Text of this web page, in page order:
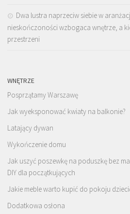
Dwa lustra naprzeciw siebie w
nieskończoności wzbogaca wnętrze, a
przestrzeni
WNĘTRZE
Posprzątamy Warszawę
Jak wyeksponować kwiaty na balkonie?
Latający dywan
Wykończenie domu
Jak uszyć poszewkę na poduszkę bez
DIY dla początkujących
Jakie meble warto kupić do pokoju
Dodatkowa osłona